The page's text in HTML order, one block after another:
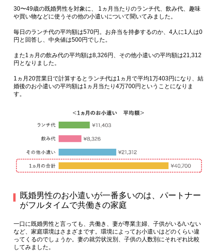
30〜49歳の既婚男性を対象に、 1ヵ月当たりのランチ代、飲み代、趣味
や買い物などに使うその他の小遣いについて聞いてみました。
毎日のランチ代の平均額は570円。お弁当を持参するのか、4人に1人は0
円と回答し、中央値は500円でした。
また1ヵ月の飲み代の平均額は8,326円、その他小遣いの平均額は21,312
円となりました。
1ヵ月20営業日で計算するとランチ代は1ヵ月で平均1万403円になり、結
婚後のお小遣いの平均額は1ヵ月当たり4万700円ということになりま
す。
既婚男性のお小遣いが一番多いのは、パートナー
がフルタイムで共働きの家庭
一口に既婚男性と言っても、共働き、妻が専業主婦、子供がいる/いない
など、家庭環境はさまざまです。環境によってお小遣いはどのくらい違
ってくるのでしょうか。妻の就労状況別、子供の人数別にそれぞれ比較
してみました。